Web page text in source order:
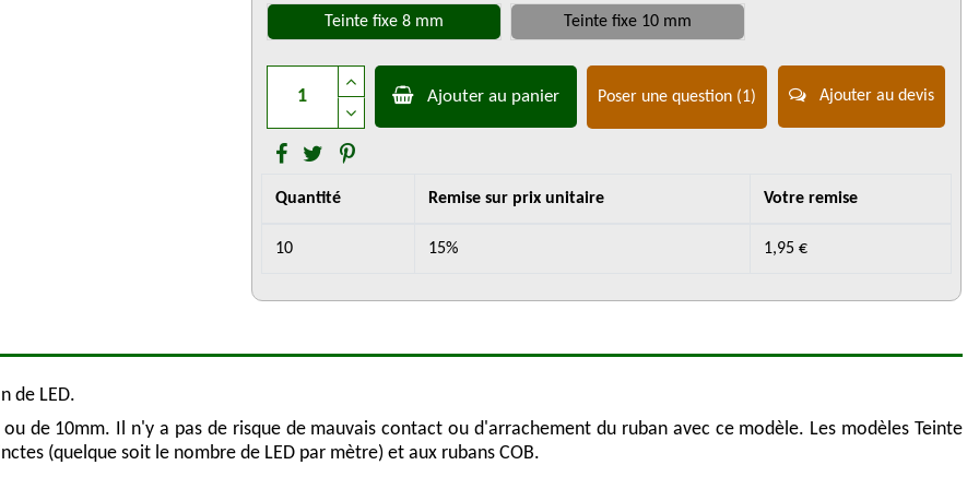
Teinte fixe 8 mm Teinte fixe 10 mm
Ajouter au panier Poser une question (1) Ajouter au devis
Quantité Remise sur prix unitaire Votre remise
10 15% 1,95 €
de LED.
de 10mm. Il n'y a pas de risque de mauvais contact ou d'arrachement du ruban avec ce modèle. Les modèles Teinte
(quelque soit le nombre de LED par mètre) et aux rubans COB.